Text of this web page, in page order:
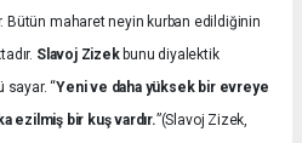
Bütün maharet neyin kurban edildiğinin
Slavoj Zizekbunu diyalektik
sayar. “Yeni ve daha yüksek bir evreye
ezilmiş bir kuş vardır.”(Slavoj Zizek,